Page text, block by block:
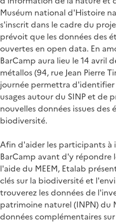
Muséum national d'Histoire
s'inscrit dans le cadre du
prévoit que les données des
ouvertes en open data. En
BarCamp aura lieu le 14 avril
métallos (94, rue Jean Pierre
journée permettra d'identifier
usages autour du SINP et de
nouvelles données issues
biodiversité.
Afin d'aider les participants à
BarCamp avant d'y répondre
l'aide du MEEM, Etalab
clés sur la biodiversité et
trouverez les données de
patrimoine naturel (INPN) du
données complémentaires